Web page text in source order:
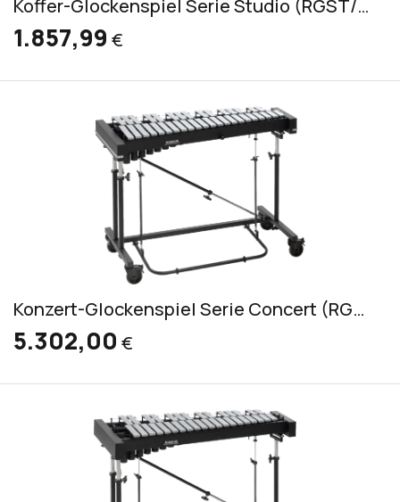
Koffer-Glockenspiel Serie Studio (RGST/K/V)
1.857,99 €
Konzert-Glockenspiel Serie Concert (RGC 3030)
5.302,00 €